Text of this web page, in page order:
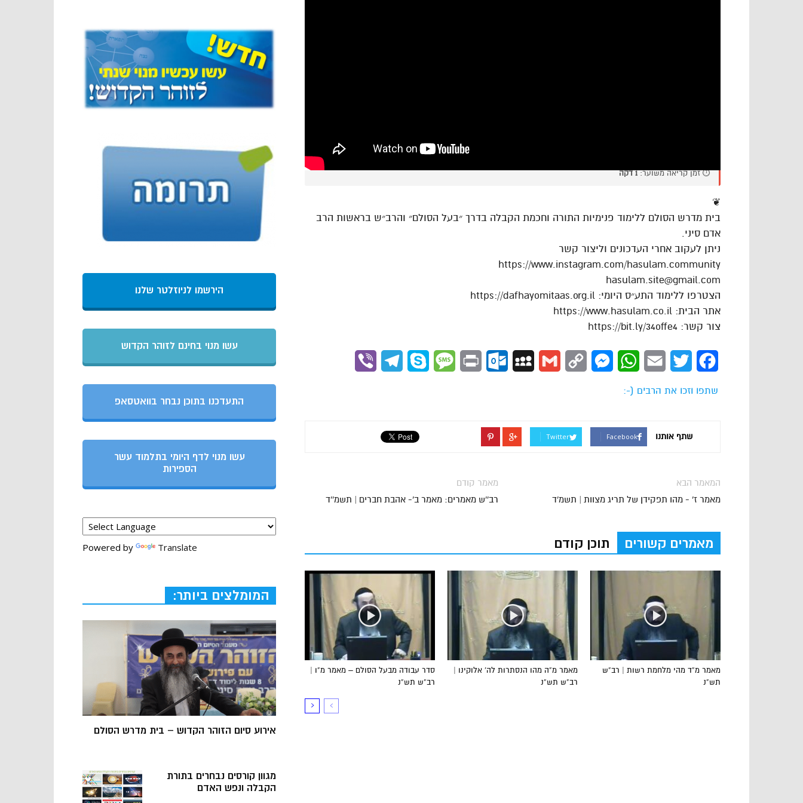
⏱️ זמן קריאה משוער:1 דקה
❦
בית מדרש הסולם ללימוד פנימיות התורה וחכמת הקבלה בדרך ״בעל הסולם״ והרב״ש בראשות הרב
אדם סיני.
ניתן לעקוב אחרי העדכונים וליצור קשר
https://www.instagram.com/hasulam.community
hasulam.site@gmail.com
הצטרפו ללימוד התע״ס היומי: https://dafhayomitaas.org.il
אתר הבית: https://www.hasulam.co.il
צור קשר: https://bit.ly/34offe4
Facebook
Twitter
Email
WhatsApp
Messenger
Copy
Gmail
MySpace
Outlook.com
Print
Message
Skype
Telegram
שתפו וזכו את הרבים (-:
שתף אותנו Facebook
Twitter
מאמר קודם
רב''ש מאמרים: מאמר ב'- אהבת חברים | תשמ''ד
המאמר הבא
מאמר ז' - מהו תפקידן של תריג מצוות | תשמ'ד
מאמרים קשורים תוכן קודם
סדר עבודה מבעל הסולם – מאמר מ”ו |
רב”ש תש”נ
מאמר מ”ה מהו הנסתרות לה’ אלוקינו |
רב”ש תש”נ
מאמר מ”ד מהי מלחמת רשות | רב”ש
תש”נ
הירשמו לניוזלטר שלנו
עשו מנוי בחינם לזוהר הקדוש
התעדכנו בתוכן נבחר בוואטסאפ
עשו מנוי לדף היומי בתלמוד עשר
הספירות
Powered by Translate
המומלצים ביותר:
אירוע סיום הזוהר הקדוש – בית מדרש הסולם
מגוון קורסים נבחרים בתורת
הקבלה ונפש האדם